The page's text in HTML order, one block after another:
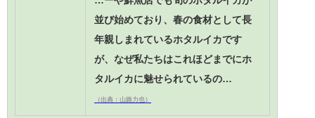
並び始めており、春の食材として長
年親しまれているホタルイカです
が、なぜ私たちはこれほどまでにホ
タルイカに魅せられているの…
（出典：山路力也）